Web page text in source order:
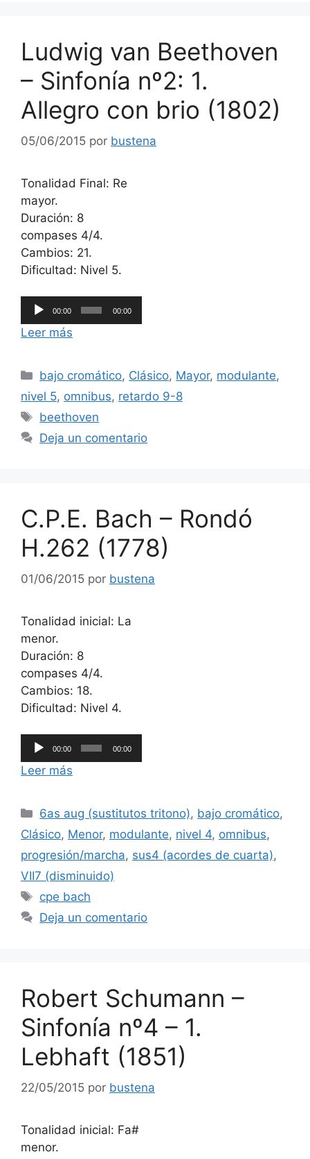
Ludwig van Beethoven
– Sinfonía nº2: 1.
Allegro con brio (1802)
05/06/2015 por bustena
Tonalidad Final: Re
mayor.
Duración: 8
compases 4/4.
Cambios: 21.
Dificultad: Nivel 5.
Reproductor
de
audio
00:00 00:00
Leer más
Categorías
bajo cromático, Clásico, Mayor, modulante,
nivel 5, omnibus, retardo 9-8
Etiquetas
beethoven
Deja un comentario
C.P.E. Bach – Rondó
H.262 (1778)
01/06/2015 por bustena
Tonalidad inicial: La
menor.
Duración: 8
compases 4/4.
Cambios: 18.
Dificultad: Nivel 4.
Reproductor
de
audio
00:00 00:00
Leer más
Categorías
6as aug (sustitutos tritono), bajo cromático,
Clásico, Menor, modulante, nivel 4, omnibus,
progresión/marcha, sus4 (acordes de cuarta),
VII7 (disminuido)
Etiquetas
cpe bach
Deja un comentario
Robert Schumann –
Sinfonía nº4 – 1.
Lebhaft (1851)
22/05/2015 por bustena
Tonalidad inicial: Fa#
menor.